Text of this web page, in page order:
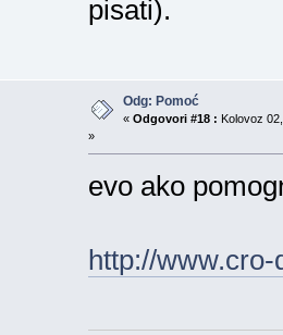
pisati).
Odg: Pomoć
« Odgovori #18 : Kolovoz
»
evo ako
http://